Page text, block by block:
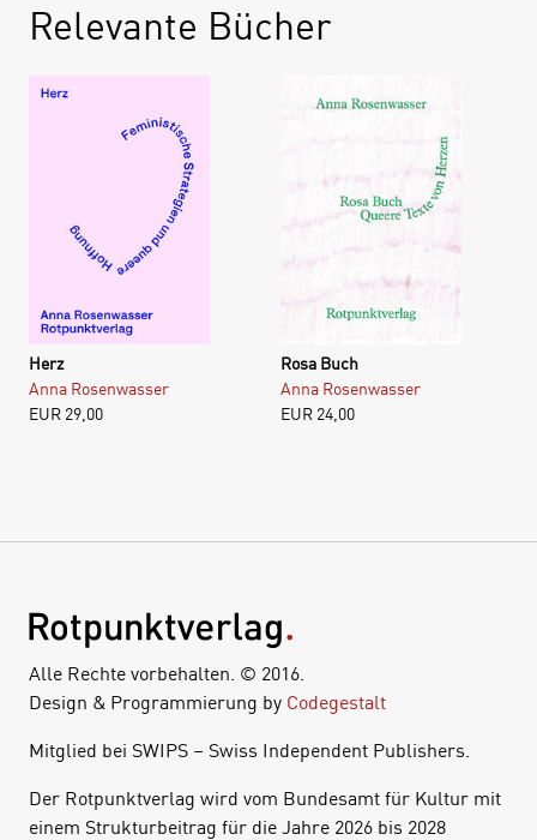
Relevante Bücher
Herz
Anna Rosenwasser
EUR 29,00
Rosa Buch
Anna Rosenwasser
EUR 24,00
Alle Rechte vorbehalten. © 2016.
Design & Programmierung by Codegestalt
Mitglied bei SWIPS – Swiss Independent Publishers.
Der Rotpunktverlag wird vom Bundesamt für Kultur mit
einem Strukturbeitrag für die Jahre 2026 bis 2028